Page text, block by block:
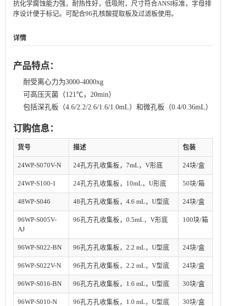
抗化学腐蚀能力强，耐热性好，低吸附，尺寸符合ANSI标准，字母排
序设计便于标记。可配合96孔核酸提取板及过滤板使用。
详情
产品特点：
耐受离心力为3000-4000xg
可高压灭菌（121℃，20min）
包括深孔板（4.6/2.2/2.6/1.6/1.0mL）和微孔板（0.4/0.36mL）
订购信息：
货号 描述 包装
24WP-S070V-N 24孔方孔收集板，7mL，V形底 24块/盒
24WP-S100-1 24孔方孔收集板，10mL，U形底 50块/箱
48WP-S046 48孔方孔收集板，4.6 mL，U型底 24块/盒
96WP-S005V-
AJ
96孔方孔收集板，0.5mL，V形底 100块/箱
96WP-S022-BN 96孔方孔收集板，2.2 mL，U型底 24块/盒
96WP-S022V-N 96孔方孔收集板，2.2 mL，V型底 24块/盒
96WP-S016-BN 96孔方孔收集板，1.6 mL，U型底 30块/盒
96WP-S010-N 96孔方孔收集板，1.0 mL，U型底 30块/盒